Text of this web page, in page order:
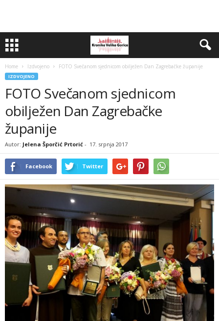
Home Izdvojeno FOTO Svečanom sjednicom obilježen Dan Zagrebačke županije
IZDVOJENO
FOTO Svečanom sjednicom
obilježen Dan Zagrebačke
županije
Autor: Jelena Šporčić Prtorić - 17. srpnja 2017
Facebook Twitter